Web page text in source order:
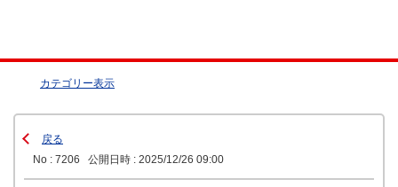
カテゴリー表示
戻る
No : 7206
公開日時 : 2025/12/26 09:00